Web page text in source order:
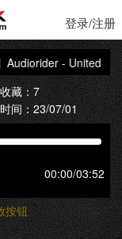
登录/注册
- United As
收藏：7
时间：23/07/01
00:00/03:52
按钮